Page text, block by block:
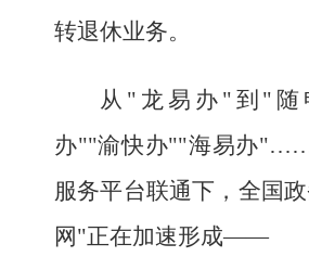
转退休业务。
从"龙易办"到"随
办""渝快办""海易办
服务平台联通下，全国
网"正在加速形成——